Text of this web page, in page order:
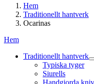
Hem
Traditionellt hantverk
Ocarinas
Hem
Traditionellt hantverk
Typiska tyger
Siurells
Handgjorda